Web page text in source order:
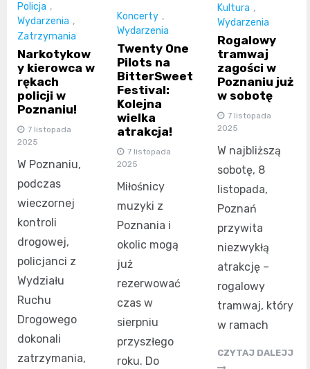
Policja ,
Wydarzenia ,
Zatrzymania
Narkotykow
y kierowca w
rękach
policji w
Poznaniu!
7 listopada
2025
W Poznaniu,
podczas
wieczornej
kontroli
drogowej,
policjanci z
Wydziału
Ruchu
Drogowego
dokonali
zatrzymania,
Koncerty ,
Wydarzenia
Twenty One
Pilots na
BitterSweet
Festival:
Kolejna
wielka
atrakcja!
7 listopada
2025
Miłośnicy
muzyki z
Poznania i
okolic mogą
już
rezerwować
czas w
sierpniu
przyszłego
roku. Do
Kultura ,
Wydarzenia
Rogalowy
tramwaj
zagości w
Poznaniu już
w sobotę
7 listopada
2025
W najbliższą
sobotę, 8
listopada,
Poznań
przywita
niezwykłą
atrakcję –
rogalowy
tramwaj, który
w ramach
CZYTAJ DALEJJ